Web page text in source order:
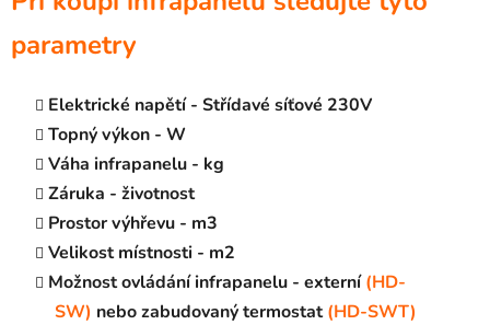
parametry
Elektrické napětí - Střídavé síťové 230V
Topný výkon - W
Váha infrapanelu - kg
Záruka - životnost
Prostor výhřevu - m3
Velikost místnosti - m2
Možnost ovládání infrapanelu - externí(HD-
SW) nebo zabudovaný termostat(HD-SWT)